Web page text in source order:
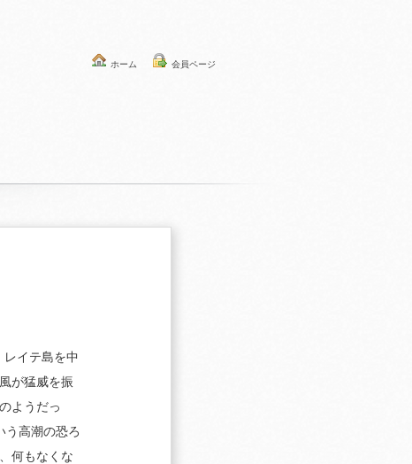
ホーム 会員ページ
イテ島を中
が猛威を振
ようだっ
う高潮の恐ろ
何もなくな